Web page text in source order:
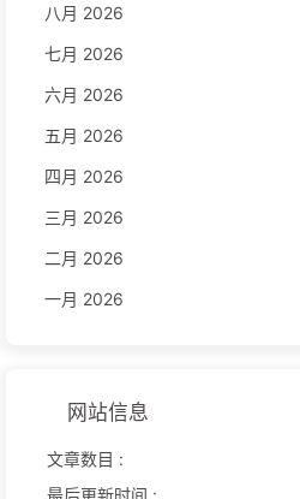
八月 2026
七月 2026
六月 2026
五月 2026
四月 2026
三月 2026
二月 2026
一月 2026
网站信息
文章数目 :
最后更新时间 :